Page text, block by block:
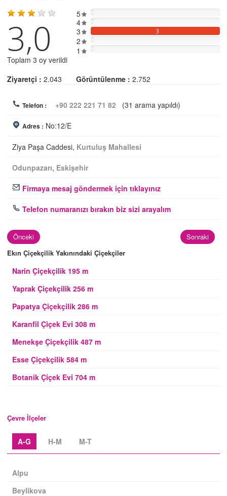
3,0
Toplam 3 oy verildi
5 0
4 0
3 3
2 0
1 0
Ziyaretçi : 2.043 Görüntülenme : 2.752
Telefon : +90 222 221 71 82 (31 arama yapıldı)
Adres : No:12/E
Ziya Paşa Caddesi, Kurtuluş Mahallesi
Odunpazarı, Eskişehir
Firmaya mesaj göndermek için tıklayınız
Telefon numaranızı bırakın biz sizi arayalım
Önceki
Sonraki
Ekın Çiçekçilik Yakınındaki Çiçekçiler
Narin Çiçekçilik 195 m
Yaprak Çiçekçilik 256 m
Papatya Çiçekçilik 286 m
Karanfil Çiçek Evi 308 m
Menekşe Çiçekçilik 487 m
Esse Çiçekçilik 584 m
Botanik Çiçek Evi 704 m
Çevre İlçeler
A-G H-M M-T
Alpu
Beylikova